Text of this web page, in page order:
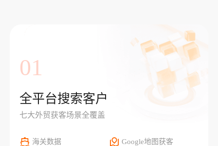
01
全平台搜索客户
七大外贸获客场景全覆盖
海关数据 Google地图获客